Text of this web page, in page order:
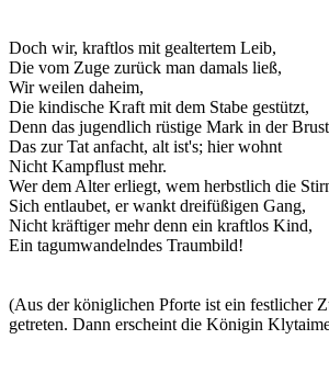
Doch wir, kraftlos mit gealtertem Leib,
Die vom Zuge zurück man damals ließ,
Wir weilen daheim,
Die kindische Kraft mit dem Stabe gestützt,
Denn das jugendlich rüstige Mark in der
Das zur Tat anfacht, alt ist's; hier wohnt
Nicht Kampflust mehr.
Wer dem Alter erliegt, wem herbstlich die
Sich entlaubet, er wankt dreifüßigen Gang,
Nicht kräftiger mehr denn ein kraftlos Kind,
Ein tagumwandelndes Traumbild!
(Aus der königlichen Pforte ist ein festlicher
getreten. Dann erscheint die Königin